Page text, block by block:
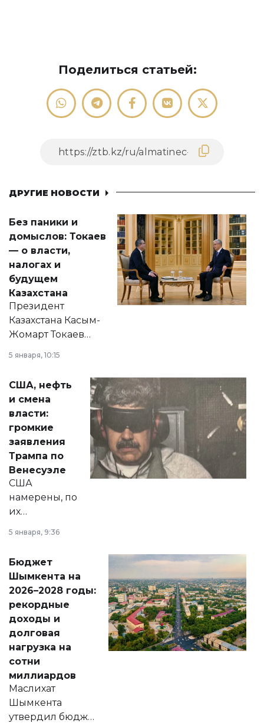
Поделиться статьей:
ДРУГИЕ НОВОСТИ
Без паники и
домыслов: Токаев
— о власти,
налогах и
будущем
Казахстана
Президент
Казахстана Касым-
Жомарт Токаев
сразу несколько
актуальных тем —
от слухов о
политических
реформах до
вопросов армии,
экономики и
личного здоровья.
5 января, 10:15
США, нефть
и смена
власти:
громкие
заявления
Трампа по
Венесуэле
США
намерены, по
их
принести
народу
Венесуэлы.
5 января, 9:36
Бюджет
Шымкента на
2026–2028 годы:
рекордные
доходы и
долговая
нагрузка на
сотни
миллиардов
Маслихат
Шымкента
утвердил бюджет